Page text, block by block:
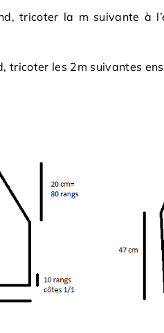
tricoter la m suivante à
tricoter les 2m suivantes